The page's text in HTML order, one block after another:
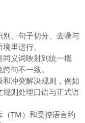
别、句子切分、去噪与
里进行。
同义词映射到统一概
句不一致。
和冲突解决规则，例如
则处理口语与正式语
TM）和受控语言约